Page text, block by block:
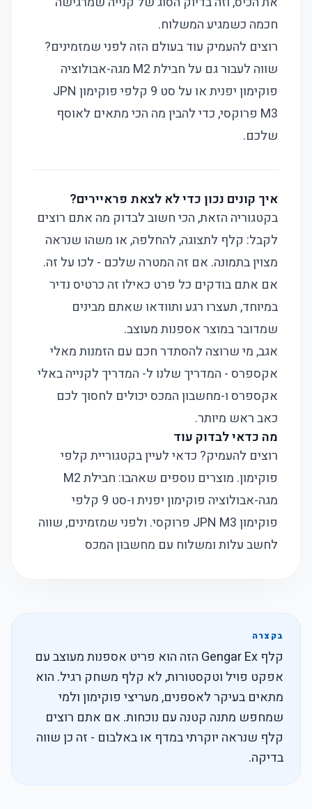
חכמה כשמגיע המשלוח.
רוצים להעמיק עוד בעולם הזה לפני שמזמינים?
שווה לעבור גם על
חבילת M2 מגה-אבולוציה
פוקימון יפניתאו על
סט 9 קלפי פוקימון JPN
M3 פרוקסי
, כדי להבין מה הכי מתאים לאוסף
שלכם.
איך קונים נכון כדי לא לצאת פראיירים?
בקטגוריה הזאת, הכי חשוב לבדוק מה אתם רוצים
לקבל: קלף לתצוגה, להחלפה, או משהו שנראה
מצוין בתמונה. אם זה המטרה שלכם - לכו על זה.
אם אתם בודקים כל פרט כאילו זה כרטיס נדיר
במיוחד, תעצרו רגע ותוודאו שאתם מבינים
שמדובר במוצר אספנות מעוצב.
אגב, מי שרוצה להסתדר חכם עם הזמנות מאלי
אקספרס - המדריך שלנו ל- המדריך לקנייה באלי
אקספרסו-מחשבון המכסיכולים לחסוך לכם
כאב ראש מיותר.
מה כדאי לבדוק עוד
רוצים להעמיק? כדאי לעיין בקטגוריית קלפי
פוקימון. מוצרים נוספים שאהבו:
חבילת M2
מגה-אבולוציה פוקימון יפניתו-
סט 9 קלפי
פוקימון JPN M3 פרוקסי
. ולפני שמזמינים, שווה
לחשב עלות ומשלוח עם מחשבון המכס
בקצרה
קלף Gengar Ex הזה הוא פריט אספנות מעוצב עם
אפקט פויל וטקסטורות, לא קלף משחק רגיל. הוא
מתאים בעיקר לאספנים, מעריצי פוקימון ולמי
שמחפש מתנה קטנה עם נוכחות. אם אתם רוצים
קלף שנראה יוקרתי במדף או באלבום - זה כן שווה
בדיקה.